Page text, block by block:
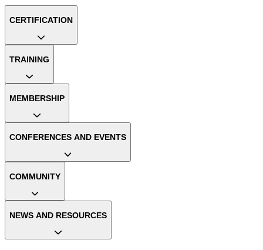
CERTIFICATION
TRAINING
MEMBERSHIP
CONFERENCES AND EVENTS
COMMUNITY
NEWS AND RESOURCES